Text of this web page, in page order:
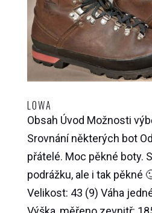
LOWA
Obsah Úvod Možnosti
Srovnání některých bot
přátelé. Moc pěkné boty.
podrážku, ale i tak pěkné
Velikost: 43 (9) Váha